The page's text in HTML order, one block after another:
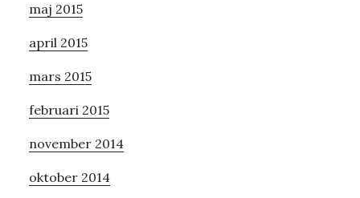
maj 2015
april 2015
mars 2015
februari 2015
november 2014
oktober 2014